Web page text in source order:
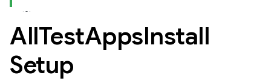
AllTestAppsInstall
Setup